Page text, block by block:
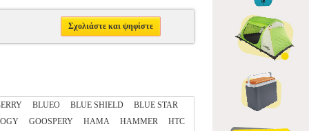
Σχολιάστε και ψηφίστε
BLUEO BLUE SHIELD
BLUE STAR
GOOSPERY HAMA HAMMER
HTC